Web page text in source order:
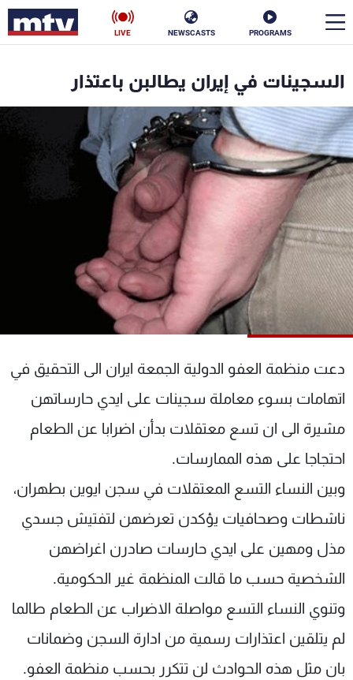
PROGRAMS
NEWSCASTS
LIVE
السجينات في إيران يطالبن باعتذار
دعت منظمة العفو الدولية الجمعة ايران الى التحقيق في
اتهامات بسوء معاملة سجينات على ايدي حارساتهن
مشيرة الى ان تسع معتقلات بدأن اضرابا عن الطعام
احتجاجا على هذه الممارسات.
وبين النساء التسع المعتقلات في سجن ايوين بطهران،
ناشطات وصحافيات يؤكدن تعرضهن لتفتيش جسدي
مذل ومهين على ايدي حارسات صادرن اغراضهن
الشخصية حسب ما قالت المنظمة غير الحكومية.
وتنوي النساء التسع مواصلة الاضراب عن الطعام طالما
لم يتلقين اعتذارات رسمية من ادارة السجن وضمانات
بان مثل هذه الحوادث لن تتكرر بحسب منظمة العفو.
سياسة ناس
إقتصاد فن
منوعات رياضة
كأس العالم
البرامج
شاهد البرامج
الترددات
الإنـتـاج
تواصل معنا
سياسة الخصوصية